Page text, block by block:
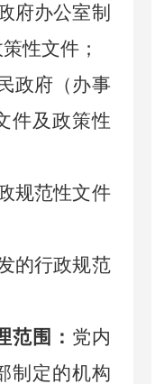
府办公室制
性文件；
政府（办事
件及政策性
规范性文件
的行政规范
范围： 党内
制定的机构